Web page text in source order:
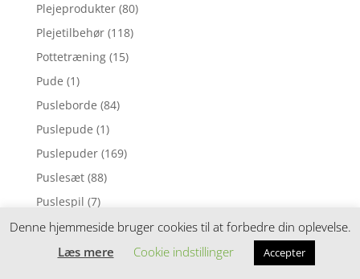
Plejeprodukter (80)
Plejetilbehør (118)
Pottetræning (15)
Pude (1)
Pusleborde (84)
Puslepude (1)
Puslepuder (169)
Puslesæt (88)
Puslespil (7)
Pusletaske (53)
Pusletasker (158)
Denne hjemmeside bruger cookies til at forbedre din oplevelse.
Læs mere
Cookie indstillinger Accepter